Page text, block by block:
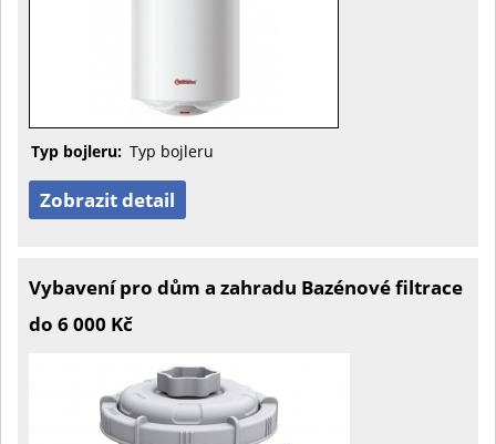
Typ bojleru: Typ bojleru
Zobrazit detail
Vybavení pro dům a zahradu Bazénové filtrace
do 6 000 Kč